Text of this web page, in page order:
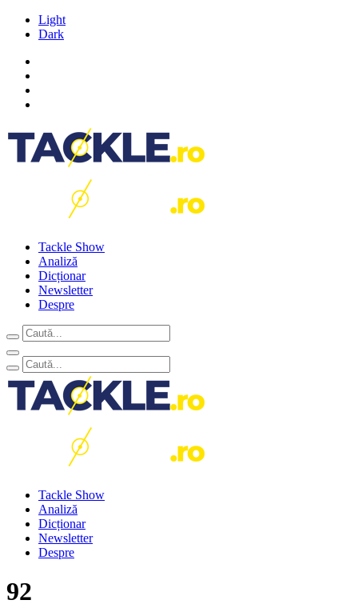
Light
Dark
Tackle Show
Analiză
Dicționar
Newsletter
Despre
Tackle Show
Analiză
Dicționar
Newsletter
Despre
92